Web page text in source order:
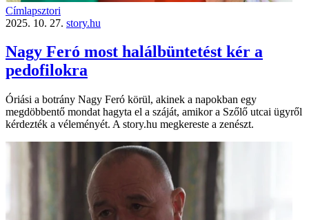
Címlapsztori
2025. 10. 27. story.hu
Nagy Feró most halálbüntetést kér a
pedofilokra
Óriási a botrány Nagy Feró körül, akinek a napokban egy
megdöbbentő mondat hagyta el a száját, amikor a Szőlő utcai ügyről
kérdezték a véleményét. A story.hu megkereste a zenészt.